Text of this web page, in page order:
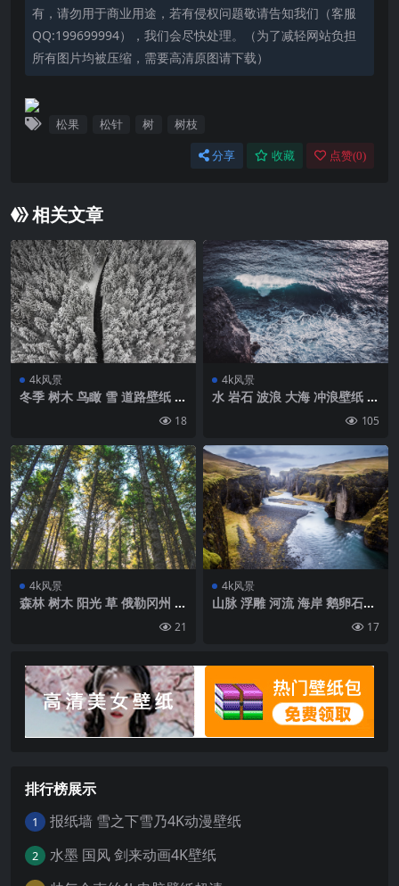
有，请勿用于商业用途，若有侵权问题敬请告知我们（客服
QQ:199699994），我们会尽快处理。（为了减轻网站负担
所有图片均被压缩，需要高清原图请下载）
松果 松针 树 树枝
分享 收藏 点赞(0)
相关文章
4k风景
冬季 树木 鸟瞰 雪 道路壁纸 背
18
4k风景
水 岩石 波浪 大海 冲浪壁纸 背
105
4k风景
森林 树木 阳光 草 俄勒冈州 美
21
4k风景
山脉 浮雕 河流 海岸 鹅卵石壁
17
排行榜展示
1 报纸墙 雪之下雪乃4K动漫壁纸
2 水墨 国风 剑来动画4K壁纸